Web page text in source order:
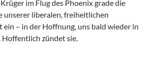
im Flug des Phoenix grade die
unserer liberalen, freiheitlichen
– in der Hoffnung, uns bald wieder in
Hoffentlich zündet sie.